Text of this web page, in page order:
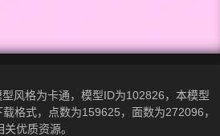
风格为卡通，模型ID为102826，本模型
格式，点数为159625，面数为272096，
优质资源。